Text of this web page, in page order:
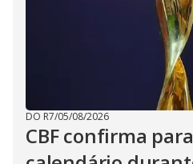
DO R7/05/08/2026
CBF confirma